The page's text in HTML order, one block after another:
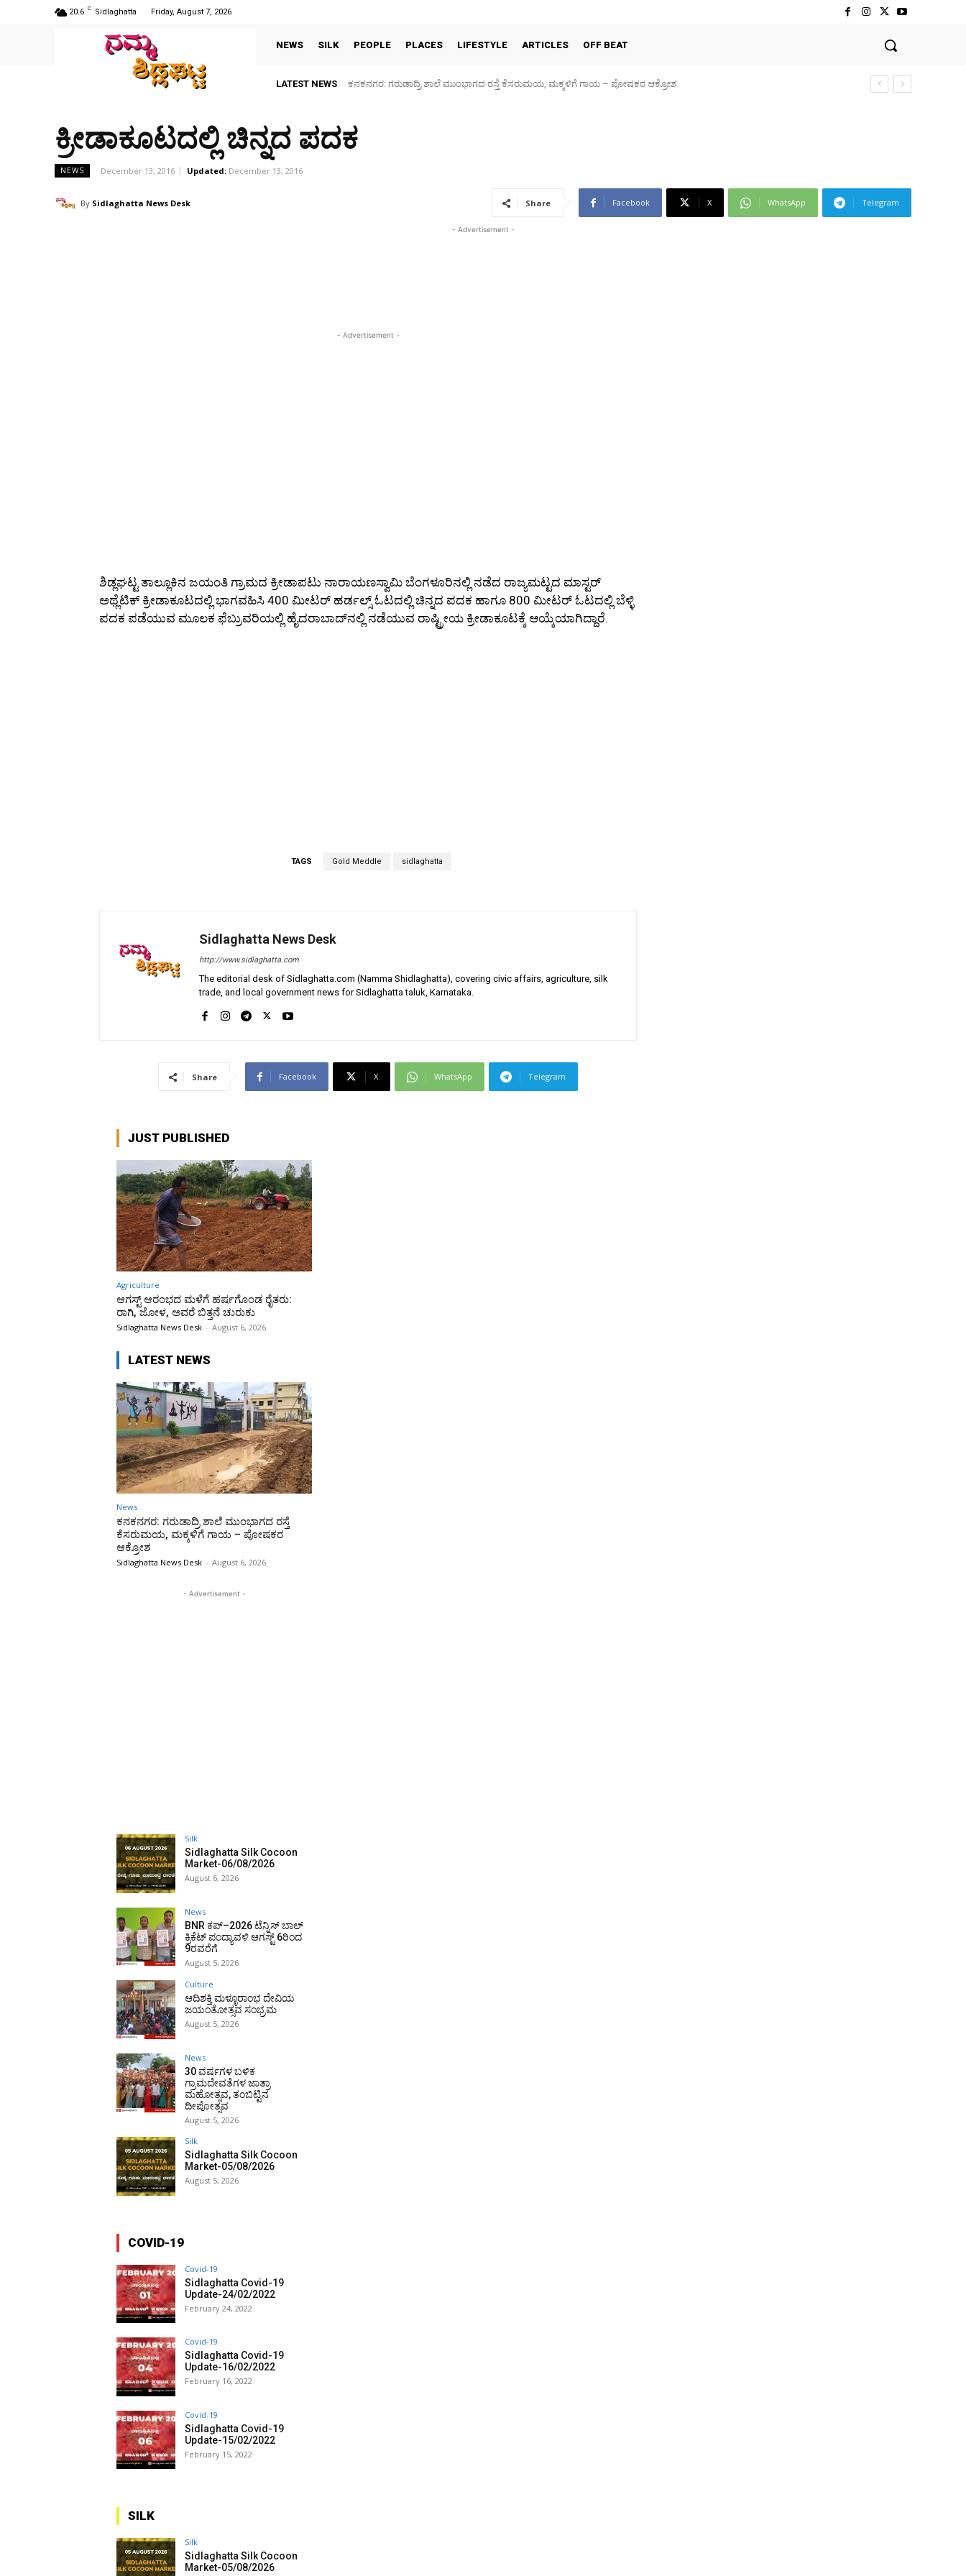
20.6 C Sidlaghatta Friday, August 7, 2026
NEWS SILK PEOPLE PLACES LIFESTYLE ARTICLES OFF BEAT
LATEST NEWS ಕನಕನಗರ: ಗರುಡಾದ್ರಿ ಶಾಲೆ ಮುಂಭಾಗದ ರಸ್ತೆ ಕೆಸರುಮಯ, ಮಕ್ಕಳಿಗೆ ಗಾಯ – ಪೋಷಕರ ಆಕ್ರೋಶ
Sidlaghatta Silk Cocoon Market-06/08/2026
ಕ್ರೀಡಾಕೂಟದಲ್ಲಿ ಚಿನ್ನದ ಪದಕ
NEWS December 13, 2016 Updated: December 13, 2016
By Sidlaghatta News Desk Share Facebook X WhatsApp Telegram
- Advertisement -
- Advertisement -
ಶಿಡ್ಲಘಟ್ಟ ತಾಲ್ಲೂಕಿನ ಜಯಂತಿ ಗ್ರಾಮದ ಕ್ರೀಡಾಪಟು ನಾರಾಯಣಸ್ವಾಮಿ ಬೆಂಗಳೂರಿನಲ್ಲಿ ನಡೆದ ರಾಜ್ಯಮಟ್ಟದ ಮಾಸ್ಟರ್‌
ಅಥ್ಲೆಟಿಕ್‌ ಕ್ರೀಡಾಕೂಟದಲ್ಲಿ ಭಾಗವಹಿಸಿ 400 ಮೀಟರ್‌ ಹರ್ಡಲ್ಸ್‌ ಓಟದಲ್ಲಿ ಚಿನ್ನದ ಪದಕ ಹಾಗೂ 800 ಮೀಟರ್‌ ಓಟದಲ್ಲಿ ಬೆಳ್ಳಿ
ಪದಕ ಪಡೆಯುವ ಮೂಲಕ ಫೆಬ್ರುವರಿಯಲ್ಲಿ ಹೈದರಾಬಾದ್‌ನಲ್ಲಿ ನಡೆಯುವ ರಾಷ್ಟ್ರೀಯ ಕ್ರೀಡಾಕೂಟಕ್ಕೆ ಆಯ್ಕೆಯಾಗಿದ್ದಾರೆ.
TAGS Gold Meddle sidlaghatta
Sidlaghatta News Desk
http://www.sidlaghatta.com
The editorial desk of Sidlaghatta.com (Namma Shidlaghatta), covering civic affairs, agriculture, silk
trade, and local government news for Sidlaghatta taluk, Karnataka.
Share Facebook X WhatsApp Telegram
JUST PUBLISHED
Agriculture
ಆಗಸ್ಟ್ ಆರಂಭದ ಮಳೆಗೆ ಹರ್ಷಗೊಂಡ ರೈತರು:
ರಾಗಿ, ಜೋಳ, ಅವರೆ ಬಿತ್ತನೆ ಚುರುಕು
Sidlaghatta News Desk - August 6, 2026
LATEST NEWS
News
ಕನಕನಗರ: ಗರುಡಾದ್ರಿ ಶಾಲೆ ಮುಂಭಾಗದ ರಸ್ತೆ
ಕೆಸರುಮಯ, ಮಕ್ಕಳಿಗೆ ಗಾಯ – ಪೋಷಕರ
ಆಕ್ರೋಶ
Sidlaghatta News Desk - August 6, 2026
- Advertisement -
Silk
Sidlaghatta Silk Cocoon
Market-06/08/2026
August 6, 2026
News
BNR ಕಪ್–2026 ಟೆನ್ನಿಸ್ ಬಾಲ್
ಕ್ರಿಕೆಟ್ ಪಂದ್ಯಾವಳಿ ಆಗಸ್ಟ್ 6ರಿಂದ
9ರವರೆಗೆ
August 5, 2026
Culture
ಆದಿಶಕ್ತಿ ಮಳ್ಳೂರಾಂಭ ದೇವಿಯ
ಜಯಂತೋತ್ಸವ ಸಂಭ್ರಮ
August 5, 2026
News
30 ವರ್ಷಗಳ ಬಳಿಕ
ಗ್ರಾಮದೇವತೆಗಳ ಜಾತ್ರಾ
ಮಹೋತ್ಸವ, ತಂಬಿಟ್ಟಿನ
ದೀಪೋತ್ಸವ
August 5, 2026
Silk
Sidlaghatta Silk Cocoon
Market-05/08/2026
August 5, 2026
COVID-19
Covid-19
Sidlaghatta Covid-19
Update-24/02/2022
February 24, 2022
Covid-19
Sidlaghatta Covid-19
Update-16/02/2022
February 16, 2022
Covid-19
Sidlaghatta Covid-19
Update-15/02/2022
February 15, 2022
SILK
Silk
Sidlaghatta Silk Cocoon
Market-05/08/2026